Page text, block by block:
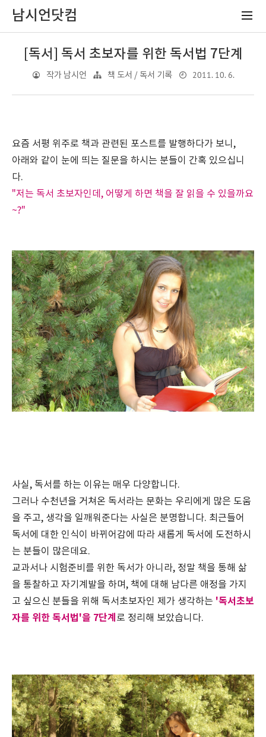
남시언닷컴
[독서] 독서 초보자를 위한 독서법 7단계
작가 남시언 책 도서 / 독서 기록 2011. 10. 6.
요즘 서평 위주로 책과 관련된 포스트를 발행하다가 보니,
아래와 같이 눈에 띄는 질문을 하시는 분들이 간혹 있으십니
다.
"저는 독서 초보자인데, 어떻게 하면 책을 잘 읽을 수 있을까요
~?"
사실, 독서를 하는 이유는 매우 다양합니다.
그러나 수천년을 거쳐온 독서라는 문화는 우리에게 많은 도움
을 주고, 생각을 일깨워준다는 사실은 분명합니다. 최근들어
독서에 대한 인식이 바뀌어감에 따라 새롭게 독서에 도전하시
는 분들이 많은데요.
교과서나 시험준비를 위한 독서가 아니라, 정말 책을 통해 삶
을 통찰하고 자기계발을 하며, 책에 대해 남다른 애정을 가지
고 싶으신 분들을 위해 독서초보자인 제가 생각하는 '독서초보
자를 위한 독서법'을 7단계 로 정리해 보았습니다.